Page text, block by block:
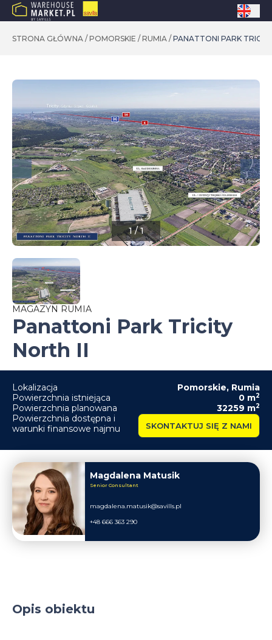
STRONA GŁÓWNA / POMORSKIE / RUMIA / PANATTONI PARK
1/1
MAGAZYN RUMIA
Panattoni Park Tricity
North II
Lokalizacja Pomorskie, Rumia
Powierzchnia istniejąca
0 m2
Powierzchnia planowana 32259 m2
Powierzchnia dostępna i
warunki finansowe najmu
SKONTAKTUJ SIĘ Z NAMI
Magdalena Matusik
Senior Consultant
magdalena.matusik@savills.pl
+48 666 363 290
Opis obiektu